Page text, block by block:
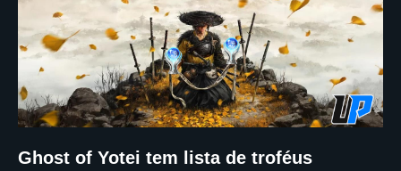
Ghost of Yotei tem lista de troféus